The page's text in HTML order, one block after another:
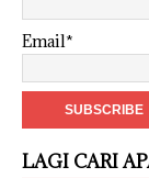
Email*
LAGI CARI